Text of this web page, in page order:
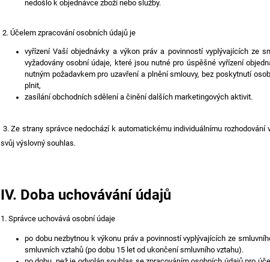
nedošlo k objednávce zboží nebo služby.
2. Účelem zpracování osobních údajů je
vyřízení Vaší objednávky a výkon práv a povinností vyplývajících ze
vyžadovány osobní údaje, které jsou nutné pro úspěšné vyřízení
nutným požadavkem pro uzavření a plnění smlouvy, bez poskytnutí
plnit,
zasílání obchodních sdělení a činění dalších marketingových aktivit.
3. Ze strany správce nedochází k automatickému individuálnímu
svůj výslovný souhlas.
IV. Doba uchovávání údajů
1. Správce uchovává osobní údaje
po dobu nezbytnou k výkonu práv a povinností vyplývajících ze
smluvních vztahů (po dobu 15 let od ukončení smluvního vztahu).